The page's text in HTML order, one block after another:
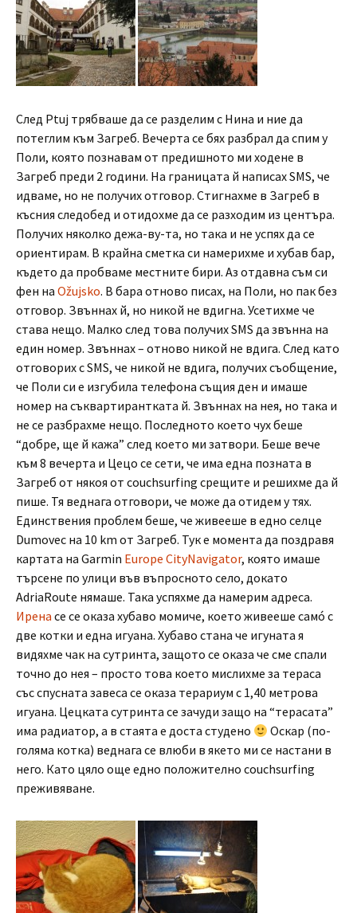
След Ptuj трябваше да се разделим с Нина и ние да
потеглим към Загреб. Вечерта се бях разбрал да спим у
Поли, която познавам от предишното ми ходене в
Загреб преди 2 години. На границата й написах SMS, че
идваме, но не получих отговор. Стигнахме в Загреб в
късния следобед и отидохме да се разходим из центъра.
Получих няколко дежа-ву-та, но така и не успях да се
ориентирам. В крайна сметка си намерихме и хубав бар,
където да пробваме местните бири. Аз отдавна съм си
фен на Ožujsko. В бара отново писах, на Поли, но пак без
отговор. Звъннах й, но никой не вдигна. Усетихме че
става нещо. Малко след това получих SMS да звънна на
един номер. Звъннах – отново никой не вдига. След като
отговорих с SMS, че никой не вдига, получих съобщение,
че Поли си е изгубила телефона същия ден и имаше
номер на съквартирантката й. Звъннах на нея, но така и
не се разбрахме нещо. Последното което чух беше
“добре, ще й кажа” след което ми затвори. Беше вече
към 8 вечерта и Цецо се сети, че има една позната в
Загреб от някоя от couchsurfing срещите и решихме да й
пише. Тя веднага отговори, че може да отидем у тях.
Единствения проблем беше, че живееше в едно селце
Dumovec на 10 km от Загреб. Тук е момента да поздравя
картата на Garmin Europe CityNavigator, която имаше
търсене по улици във въпросното село, докато
AdriaRoute нямаше. Така успяхме да намерим адреса.
Ирена се се оказа хубаво момиче, което живееше самó с
две котки и една игуана. Хубаво стана че игуната я
видяхме чак на сутринта, защото се оказа че сме спали
точно до нея – просто това което мислихме за тераса
със спусната завеса се оказа терариум с 1,40 метрова
игуана. Цецката сутринта се зачуди защо на “терасата”
има радиатор, а в стаята е доста студено
Оскар (по-
голяма котка) веднага се влюби в якето ми се настани в
него. Като цяло още едно положително couchsurfing
преживяване.